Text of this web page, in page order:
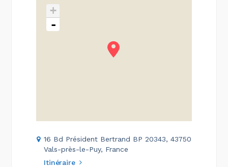
+
-
16 Bd Président Bertrand BP 20343, 43750
Vals-près-le-Puy, France
Itinéraire